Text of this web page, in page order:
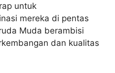
untuk
mereka di pentas
Muda berambisi
dan kualitas